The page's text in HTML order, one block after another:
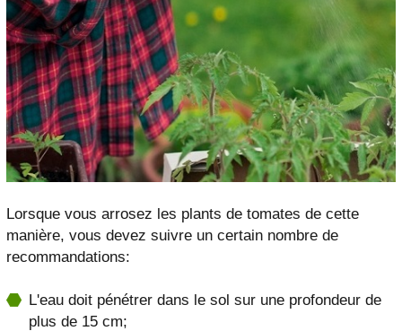
Lorsque vous arrosez les plants de tomates de cette
manière, vous devez suivre un certain nombre de
recommandations:
L'eau doit pénétrer dans le sol sur une profondeur de
plus de 15 cm;